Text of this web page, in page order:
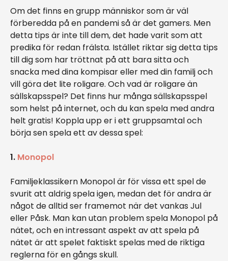
Om det finns en grupp människor som är väl
förberedda på en pandemi så är det gamers. Men
detta tips är inte till dem, det hade varit som att
predika för redan frälsta. Istället riktar sig detta tips
till dig som har tröttnat på att bara sitta och
snacka med dina kompisar eller med din familj och
vill göra det lite roligare. Och vad är roligare än
sällskapsspel? Det finns hur många sällskapsspel
som helst på internet, och du kan spela med andra
helt gratis! Koppla upp er i ett gruppsamtal och
börja sen spela ett av dessa spel:
1. Monopol
Familjeklassikern Monopol är för vissa ett spel de
svurit att aldrig spela igen, medan det för andra är
något de alltid ser framemot när det vankas Jul
eller Påsk. Man kan utan problem spela Monopol på
nätet, och en intressant aspekt av att spela på
nätet är att spelet faktiskt spelas med de riktiga
reglerna för en gångs skull.